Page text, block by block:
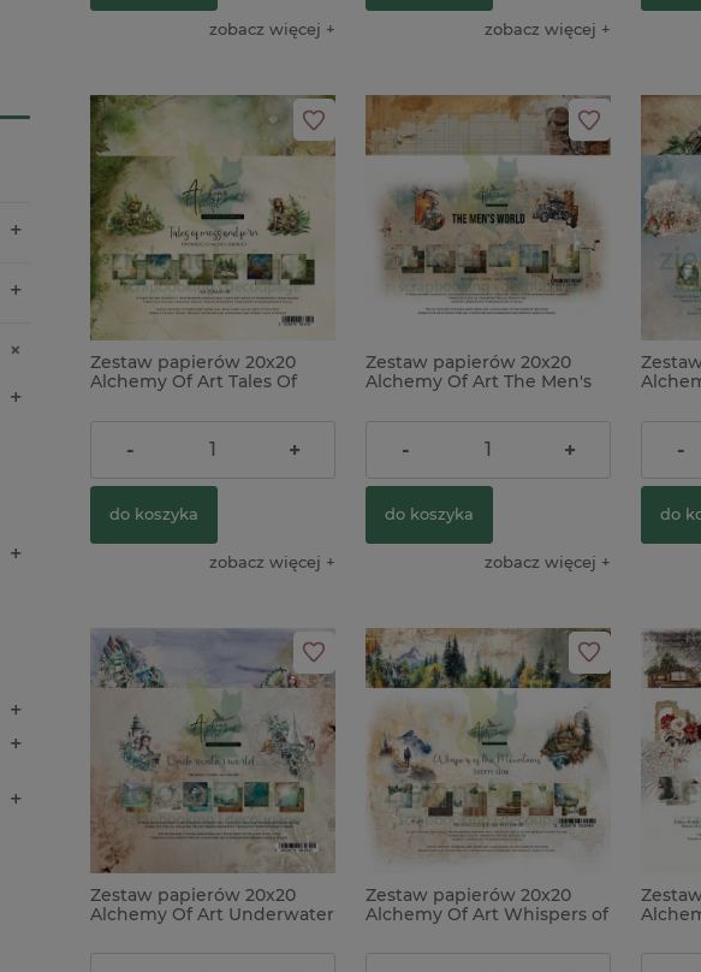
zobacz więcej zobacz więcej
Zestaw papierów 20x20
Alchemy Of Art Tales Of
22,00 zł
- +
do koszyka
zobacz więcej
Zestaw papierów 20x20
Alchemy Of Art The Men's
20,00 zł
- +
do koszyka
zobacz więcej
of
22,00
-
do
Zestaw papierów 20x20
Alchemy Of Art Underwater
Zestaw papierów 20x20
Alchemy Of Art Whispers of